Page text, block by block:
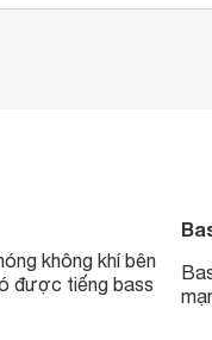
không khí bên
được tiếng bass